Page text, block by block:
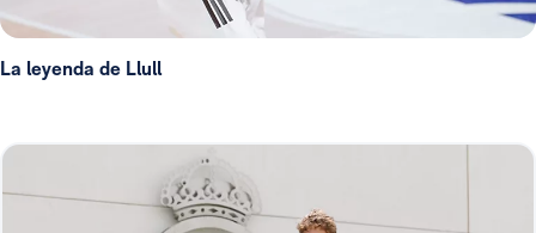
La leyenda de Llull